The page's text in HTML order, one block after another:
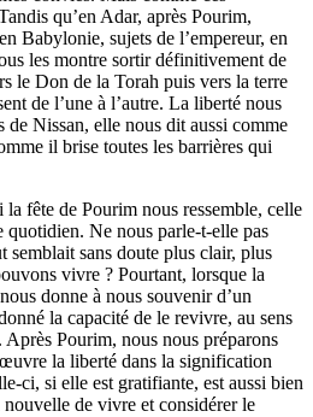
qu’en Adar, après Pourim,
Babylonie, sujets de l’empereur, en
les montre sortir définitivement de
le Don de la Torah puis vers la terre
de l’une à l’autre. La liberté nous
de Nissan, elle nous dit aussi comme
il brise toutes les barrières qui
fête de Pourim nous ressemble, celle
quotidien. Ne nous parle-t-elle pas
semblait sans doute plus clair, plus
vivre ? Pourtant, lorsque la
donne à nous souvenir d’un
la capacité de le revivre, au sens
Pourim, nous nous préparons
la liberté dans la signification
ci, si elle est gratifiante, est aussi bien
nouvelle de vivre et considérer le